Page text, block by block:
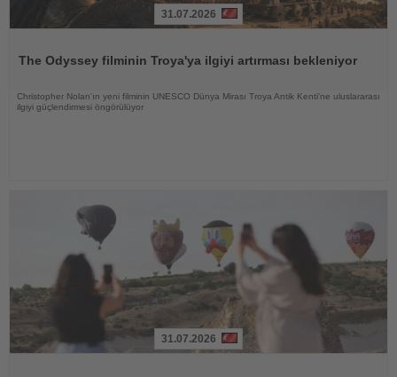
31.07.2026
The Odyssey filminin Troya'ya ilgiyi artırması bekleniyor
Christopher Nolan'ın yeni filminin UNESCO Dünya Mirası Troya Antik Kenti'ne uluslararası
ilgiyi güçlendirmesi öngörülüyor
31.07.2026